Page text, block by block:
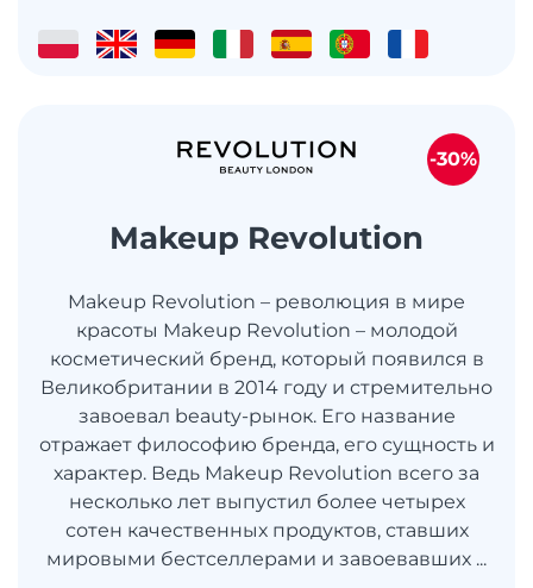
Makeup Revolution
Makeup Revolution – революция в мире
красоты Makeup Revolution – молодой
косметический бренд, который появился в
Великобритании в 2014 году и стремительно
завоевал beauty-рынок. Его название
отражает философию бренда, его сущность и
характер. Ведь Makeup Revolution всего за
несколько лет выпустил более четырех
сотен качественных продуктов, ставших
мировыми бестселлерами и завоевавших ...
-30%